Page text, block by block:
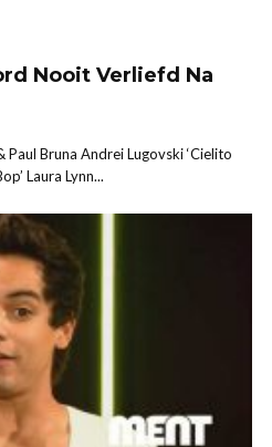
Nooit Verliefd Na
Bruna Andrei Lugovski ‘Cielito
Laura Lynn...